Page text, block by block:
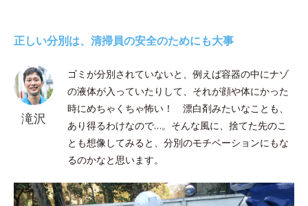
正しい分別は、清掃員の安全のためにも大事
滝沢
ゴミが分別されていないと、例えば容器の中にナゾ
の液体が入っていたりして、それが顔や体にかった
時にめちゃくちゃ怖い！ 漂白剤みたいなことも、
あり得るわけなので…。そんな風に、捨てた先のこ
とも想像してみると、分別のモチベーションにもな
るのかなと思います。